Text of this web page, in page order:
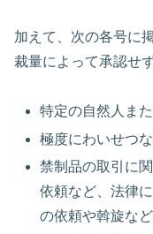
加えて、次の各号に
裁量によって承認せ
特定の自然人ま
極度にわいせつ
禁制品の取引に
依頼など、法律
の依頼や斡旋な